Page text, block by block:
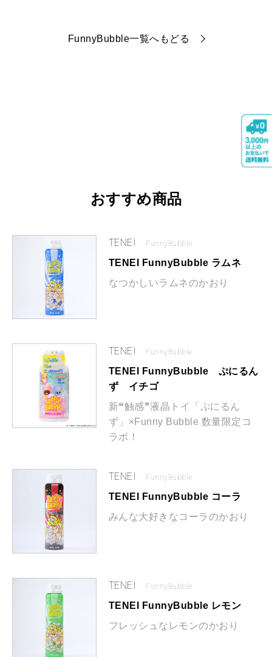
FunnyBubble一覧へもどる
おすすめ商品
TENEI FunnyBubble
TENEI FunnyBubble ラムネ
なつかしいラムネのかおり
TENEI FunnyBubble
TENEI FunnyBubble ぷにるん
ず イチゴ
新❝触感❞液晶トイ「ぷにるん
ず」×Funny Bubble 数量限定コ
ラボ！
TENEI FunnyBubble
TENEI FunnyBubble コーラ
みんな大好きなコーラのかおり
TENEI FunnyBubble
TENEI FunnyBubble レモン
フレッシュなレモンのかおり